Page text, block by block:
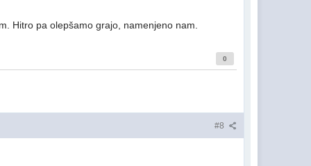
Hitro pa olepšamo grajo, namenjeno nam.
0
#8